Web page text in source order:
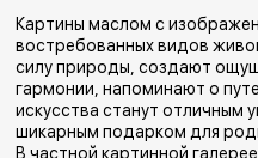
сразу становится
Если Вам нужно время
- мы можем оставить
произведения сроком
для этого необходимо
Картины маслом с
востребованных видов
силу природы, создают
гармонии, напоминают о
искусства станут отличным
шикарным подарком для
В частной картинной